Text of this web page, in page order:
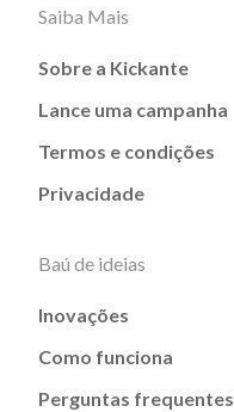
Saiba Mais
Sobre a Kickante
Lance uma campanha
Termos e condições
Privacidade
Baú de ideias
Inovações
Como funciona
Perguntas frequentes